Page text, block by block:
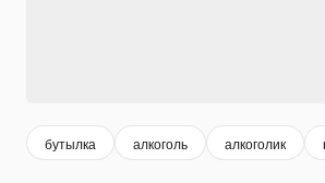
бутылка алкоголь алкоголик